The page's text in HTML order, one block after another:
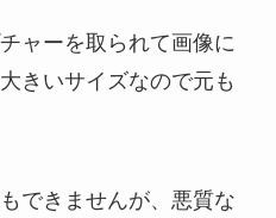
ャーを取られて画像に
きいサイズなので元も
できませんが、悪質な